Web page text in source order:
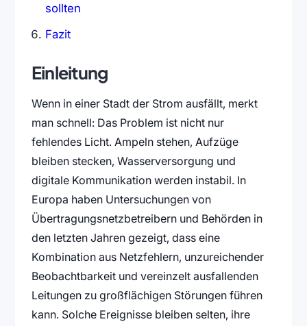
sollten
Fazit
Einleitung
Wenn in einer Stadt der Strom ausfällt, merkt
man schnell: Das Problem ist nicht nur
fehlendes Licht. Ampeln stehen, Aufzüge
bleiben stecken, Wasserversorgung und
digitale Kommunikation werden instabil. In
Europa haben Untersuchungen von
Übertragungsnetzbetreibern und Behörden in
den letzten Jahren gezeigt, dass eine
Kombination aus Netzfehlern, unzureichender
Beobachtbarkeit und vereinzelt ausfallenden
Leitungen zu großflächigen Störungen führen
kann. Solche Ereignisse bleiben selten, ihre